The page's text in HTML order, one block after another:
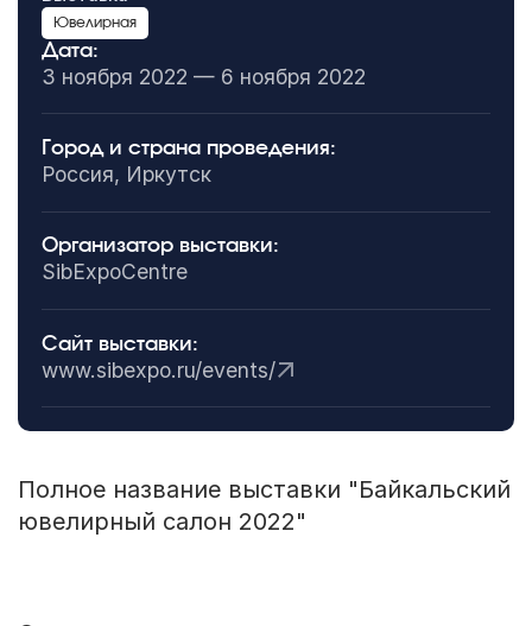
Ювелирная
Дата:
3 ноября 2022 — 6 ноября 2022
Город и страна проведения:
Россия, Иркутск
Организатор выставки:
SibExpoCentre
Сайт выставки:
www.sibexpo.ru/events/
Полное название выставки "Байкальский
ювелирный салон 2022"